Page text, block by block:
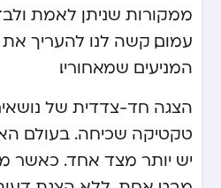
ממקורות שניתן לאמת
עמום, קשה לנו להעריך
המניעים שמאחוריו.
הצגה חד-צדדית של
טקטיקה שכיחה. בעולם
יש יותר מצד אחד. כאשר